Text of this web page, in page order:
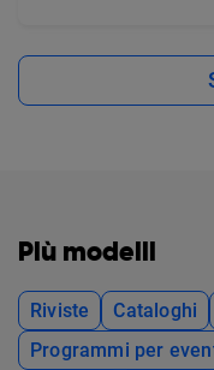
Più modelli
Riviste Cataloghi
Programmi per